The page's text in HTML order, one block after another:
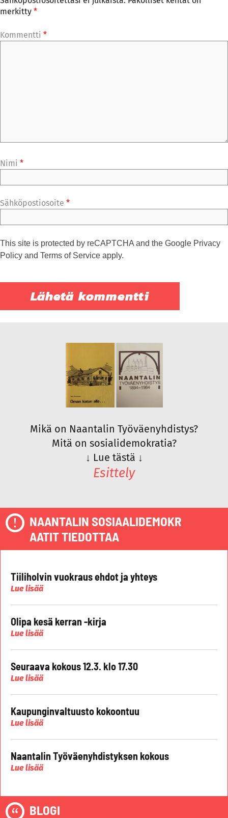
merkitty *
Kommentti *
Nimi *
Sähköpostiosoite *
This site is protected by reCAPTCHA and the Google Privacy
Policy and Terms of Service apply.
Mikä on Naantalin Työväenyhdistys?
Mitä on sosialidemokratia?
↓ Lue tästä ↓
Esittely
NAANTALIN SOSIAALIDEMOKR
AATIT TIEDOTTAA
Tiiliholvin vuokraus ehdot ja yhteys
Lue lisää
Olipa kesä kerran -kirja
Lue lisää
Seuraava kokous 12.3. klo 17.30
Lue lisää
Kaupunginvaltuusto kokoontuu
Lue lisää
Naantalin Työväenyhdistyksen kokous
Lue lisää
BLOGI